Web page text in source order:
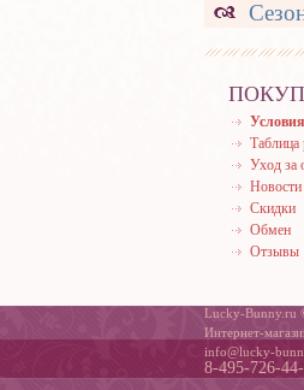
Таблица
Уход за
Новости
Скидки
Обмен
Отзывы
Lucky-Bunny.ru
Интернет-
info@lucky-
8-495-726-